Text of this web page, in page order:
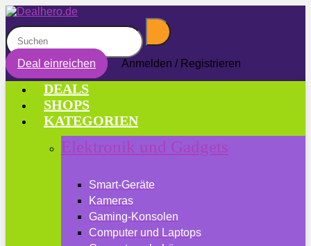
Deal einreichen Anmelden / Registrieren
DEALS
SHOPS
KATEGORIEN
Elektronik und Gadgets
Smart-Geräte
Kameras
Gaming-Konsolen
Computer und Laptops